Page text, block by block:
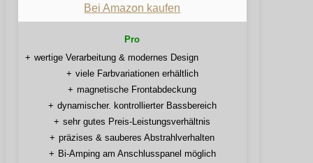
Bei Amazon kaufen
Pro
wertige Verarbeitung & modernes Design
viele Farbvariationen erhältlich
magnetische Frontabdeckung
dynamischer. kontrollierter Bassbereich
sehr gutes Preis-Leistungsverhältnis
präzises & sauberes Abstrahlverhalten
Bi-Amping am Anschlusspanel möglich